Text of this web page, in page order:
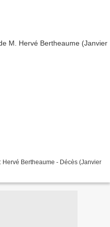
Hervé Bertheaume - Décès (Janvier